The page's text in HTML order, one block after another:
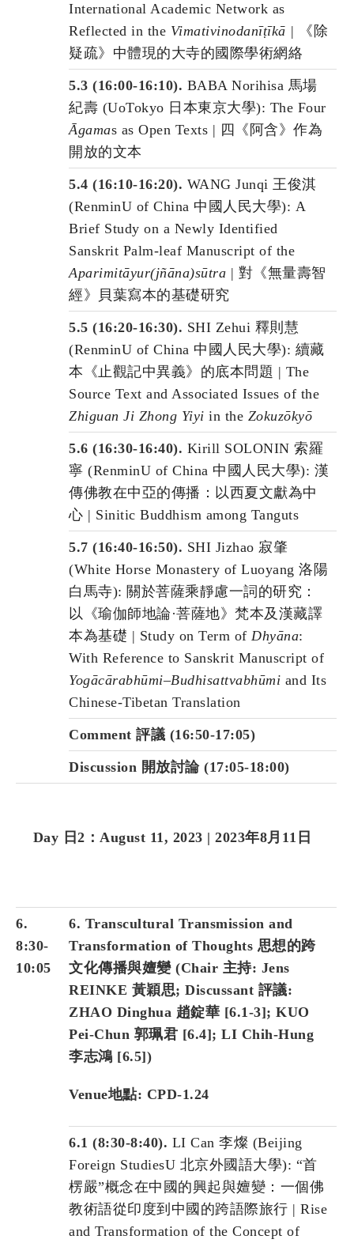
International Academic Network as
Reflected in the Vimativinodanīṭīkā |
《除
疑疏》中體現的大寺的國際學術網絡
5.3 (16:00-16:10). BABA Norihisa 馬場
紀壽 (UoTokyo 日本東京大學): The Four
Āgamas as Open Texts | 四《阿含》作為
開放的文本
5.4 (16:10-16:20). WANG Junqi 王俊淇
(RenminU of China 中國人民大學): A
Brief Study on a Newly Identified
Sanskrit Palm-leaf Manuscript of the
Aparimitāyur(jñāna)sūtra | 對《無量壽智
經》貝葉寫本的基礎研究
5.5 (16:20-16:30). SHI Zehui 釋則慧
(RenminU of China 中國人民大學): 續藏
本《止觀記中異義》的底本問題 | The
Source Text and Associated Issues of the
Zhiguan Ji Zhong Yiyi in the Zokuzōkyō
5.6 (16:30-16:40). Kirill SOLONIN 索羅
寧 (RenminU of China 中國人民大學): 漢
傳佛教在中亞的傳播：以西夏文獻為中
心 | Sinitic Buddhism among Tanguts
5.7 (16:40-16:50). SHI Jizhao 寂肇
(White Horse Monastery of Luoyang 洛陽
白馬寺): 關於菩薩乘靜慮一詞的研究：
以《瑜伽師地論·菩薩地》梵本及漢藏譯
本為基礎 | Study on Term of Dhyāna:
With Reference to Sanskrit Manuscript of
Yogācārabhūmi–Budhisattvabhūmi and Its
Chinese-Tibetan Translation
Comment 評議 (16:50-17:05)
Discussion 開放討論 (17:05-18:00)
Day 日2：August 11, 2023 | 2023年8月11日
6.
8:30-
10:05
6. Transcultural Transmission and
Transformation of Thoughts 思想的跨
文化傳播與嬗變 (Chair 主持: Jens
REINKE 黃穎思; Discussant 評議:
ZHAO Dinghua 趙錠華 [6.1-3]; KUO
Pei-Chun 郭珮君 [6.4]; LI Chih-Hung
李志鴻 [6.5])
Venue地點: CPD-1.24
6.1 (8:30-8:40). LI Can 李燦 (Beijing
Foreign StudiesU 北京外國語大學): “首
楞嚴”概念在中國的興起與嬗變：一個佛
教術語從印度到中國的跨語際旅行 | Rise
and Transformation of the Concept of